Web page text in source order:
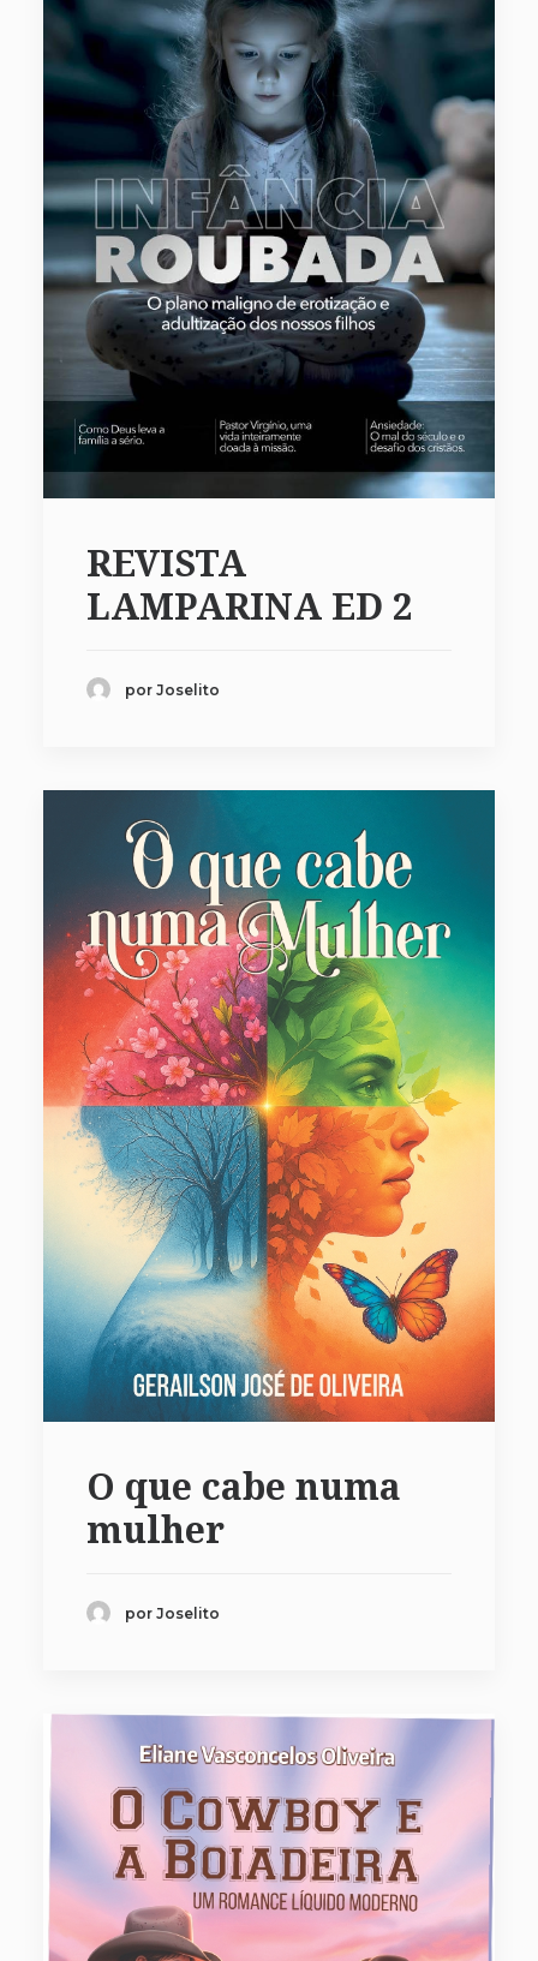
REVISTA
LAMPARINA ED 2
por Joselito
O que cabe numa
mulher
por Joselito